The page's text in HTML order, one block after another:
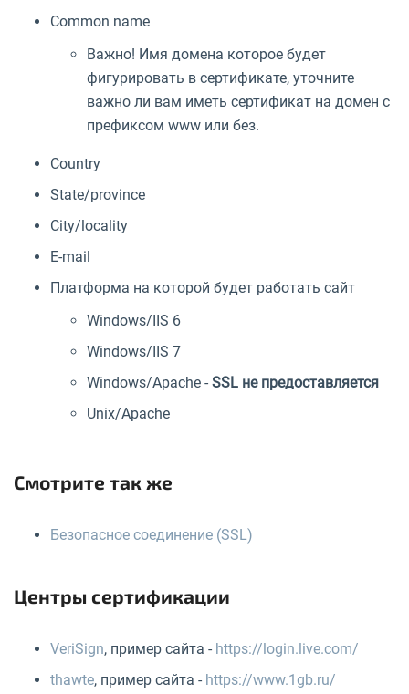
Common name
Важно! Имя домена которое будет
фигурировать в сертификате, уточните
важно ли вам иметь сертификат на домен с
префиксом www или без.
Country
State/province
City/locality
E-mail
Платформа на которой будет работать сайт
Windows/IIS 6
Windows/IIS 7
Windows/Apache - SSL не предоставляется
Unix/Apache
Смотрите так же
Безопасное соединение (SSL)
Центры сертификации
VeriSign, пример сайта - https://login.live.com/
thawte, пример сайта - https://www.1gb.ru/